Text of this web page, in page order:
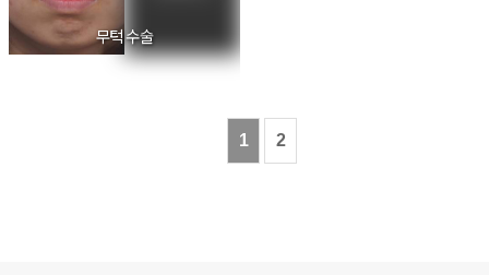
무턱 수술
1 2